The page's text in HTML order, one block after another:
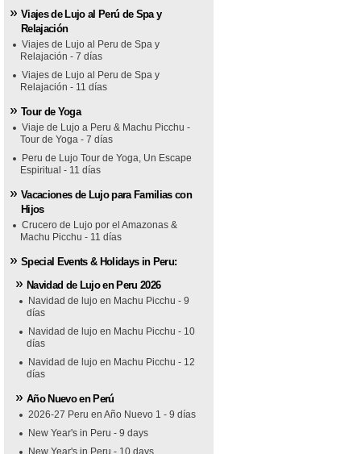
Viajes de Lujo al Perú de Spa y
Relajación
Viajes de Lujo al Peru de Spa y
Relajación - 7 días
Viajes de Lujo al Peru de Spa y
Relajación - 11 días
Tour de Yoga
Viaje de Lujo a Peru & Machu Picchu -
Tour de Yoga - 7 días
Peru de Lujo Tour de Yoga, Un Escape
Espiritual - 11 días
Vacaciones de Lujo para Familias con
Hijos
Crucero de Lujo por el Amazonas &
Machu Picchu - 11 días
Special Events & Holidays in Peru:
Navidad de Lujo en Peru 2026
Navidad de lujo en Machu Picchu - 9
días
Navidad de lujo en Machu Picchu - 10
días
Navidad de lujo en Machu Picchu - 12
días
Año Nuevo en Perú
2026-27 Peru en Año Nuevo 1 - 9 días
New Year's in Peru - 9 days
New Year's in Peru - 10 days